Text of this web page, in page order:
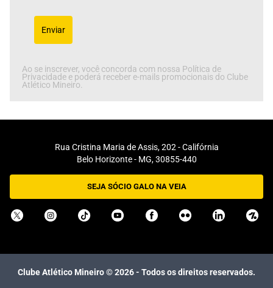
Enviar
Ao se inscrever, você concorda com nossa Política de
Privacidade e poderá receber e-mails promocionais do Clube
Atlético Mineiro.
Rua Cristina Maria de Assis, 202 - Califórnia
Belo Horizonte - MG, 30855-440
SEJA SÓCIO GALO NA VEIA
Clube Atlético Mineiro ©2026- Todos os direitos reservados.